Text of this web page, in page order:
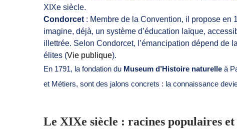
XIXe siècle.
Condorcet : Membre de la Convention, il propose en
imagine, déjà, un système d’éducation laïque,
illettrée. Selon Condorcet, l’émancipation dépend de
élites (Vie publique).
En 1791, la fondation du Museum d’Histoire naturelle à
et Métiers, sont des jalons concrets : la connaissance
Le XIXe siècle : racines populaires et